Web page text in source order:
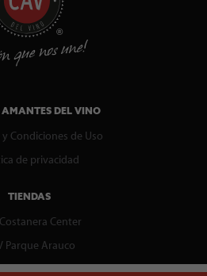
AMANTES DEL VINO
Condiciones de Uso
de privacidad
TIENDAS
Center
Parque Arauco